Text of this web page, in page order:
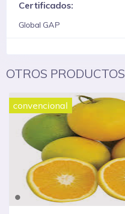
Certificados:
Global GAP
OTROS PRODUCTOS
convencional